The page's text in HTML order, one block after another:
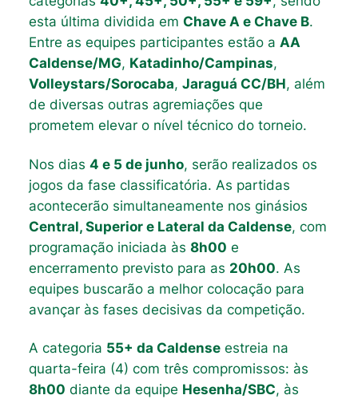
esta última dividida em Chave A e Chave B.
Entre as equipes participantes estão a AA
Caldense/MG, Katadinho/Campinas,
Volleystars/Sorocaba, Jaraguá CC/BH, além
de diversas outras agremiações que
prometem elevar o nível técnico do torneio.
Nos dias 4 e 5 de junho, serão realizados os
jogos da fase classificatória. As partidas
acontecerão simultaneamente nos ginásios
Central, Superior e Lateral da Caldense, com
programação iniciada às 8h00 e
encerramento previsto para as 20h00. As
equipes buscarão a melhor colocação para
avançar às fases decisivas da competição.
A categoria 55+ da Caldenseestreia na
quarta-feira (4) com três compromissos: às
8h00 diante da equipe Hesenha/SBC, às